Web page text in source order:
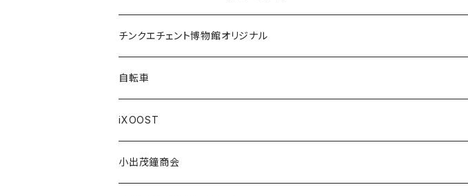
LANCIA
AUTOBIANCHI
Others / その他
Key Case / キーケース
Key Ring / キーリング
Belt / ベルト
Handkerchief / ハンカチ
Flag / フラッグ
Ornament / 置物
Bicycle accessories / 自転車関連
Pen / ペン
FIAT500/フィアット500
FIAT/フィアット
Race/レース
Others / その他
Health/健康
Bag/バッグ
Sticker/ステッカー
Emblem/エンブレム
Goods／グッズ
チンクエチェント博物館オリジナル
Sticker / ステッカー
Bag / バッグ
Tshirt / Tシャツ
自転車
iXOOST
小出茂鐘商会